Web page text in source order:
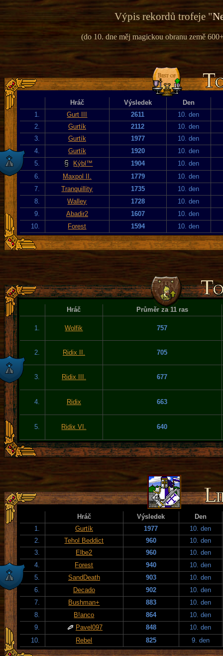
Výpis rekordů trofeje "
(do 10. dne měj magickou obranu země
Hráč Výsledek
Den
1.
Gurt III 2611
10. den
2.
Gurtík 2112
10. den
3.
Gurtík 1977
10. den
4.
Gurtík 1920
10. den
5.
Kýbl™ 1904
10. den
6.
Maxpol II. 1779
10. den
7.
Tranquillity 1735
10. den
8.
Walley 1728
10. den
9.
Abadir2 1607
10. den
10.
Forest 1594 10. den
Hráč Průměr za 11 ras
1. Wolfik 757
2. Ridix II. 705
3. Ridix III. 677
4. Ridix 663
5. Ridix VI. 640
Hráč Výsledek
Den
1.
Gurtík 1977
10. den
2.
Tehol Beddict 960
10. den
3.
Elbe2 960
10. den
4.
Forest 940
10. den
5.
SandDeath 903
10. den
6.
Decado 902
10. den
7.
Bushman+ 883
10. den
8.
B!anco 864
10. den
9.
Pavel097 848
10. den
10.
Rebel 825 9. den